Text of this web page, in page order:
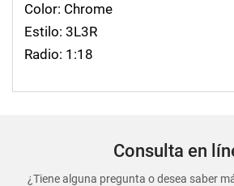
Color: Chrome
Estilo: 3L3R
Radio: 1:18
Consulta en
¿Tiene alguna pregunta o desea saber